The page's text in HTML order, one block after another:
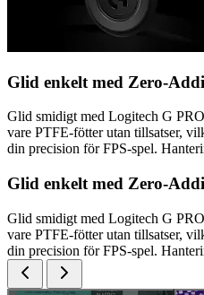
Glid enkelt med Zero-
Glid smidigt med Logitech G
vare PTFE-fötter utan tillsatser,
din precision för FPS-spel.
Glid enkelt med Zero-
Glid smidigt med Logitech G
vare PTFE-fötter utan tillsatser,
din precision för FPS-spel.